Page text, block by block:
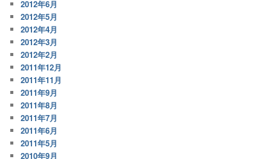
2012年6月
2012年5月
2012年4月
2012年3月
2012年2月
2011年12月
2011年11月
2011年9月
2011年8月
2011年7月
2011年6月
2011年5月
2010年9月